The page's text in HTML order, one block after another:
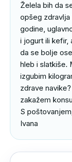
Želela bih da
opšeg zdravlja
godine,
i jogurt ili kefir,
da se bolje
hleb i slatkiše.
izgubim
zdrave
zakažem
S
Ivana